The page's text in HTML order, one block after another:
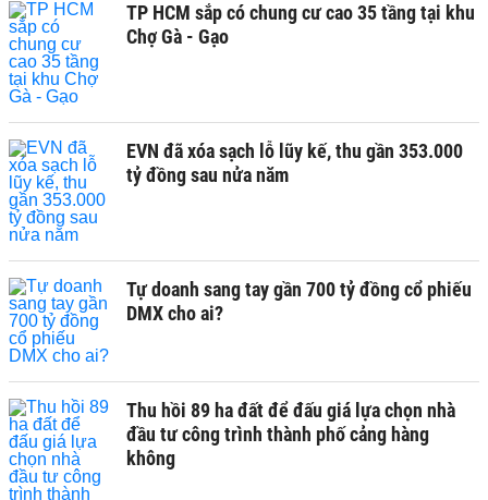
TP HCM sắp có chung cư cao 35 tầng tại khu
Chợ Gà - Gạo
EVN đã xóa sạch lỗ lũy kế, thu gần 353.000
tỷ đồng sau nửa năm
Tự doanh sang tay gần 700 tỷ đồng cổ phiếu
DMX cho ai?
Thu hồi 89 ha đất để đấu giá lựa chọn nhà
đầu tư công trình thành phố cảng hàng
không